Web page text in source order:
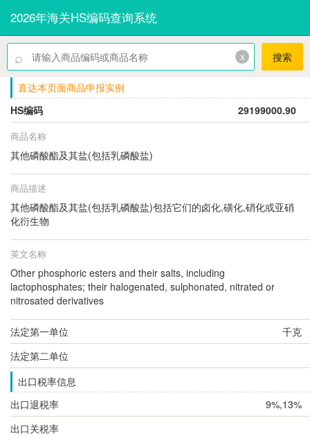
2026年海关HS编码查询系统
⌕ x 搜索
直达本页面商品申报实例
HS编码
29199000.90
商品名称
其他磷酸酯及其盐(包括乳磷酸盐)
商品描述
其他磷酸酯及其盐(包括乳磷酸盐)包括它们的卤化,磺化,硝化或亚硝
化衍生物
英文名称
Other phosphoric esters and their salts, including
lactophosphates; their halogenated, sulphonated, nitrated or
nitrosated derivatives
法定第一单位
千克
法定第二单位
出口税率信息
出口退税率
9%,13%
出口关税率